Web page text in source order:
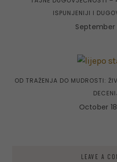
ISPUNJENIJI I
September
OD TRAŽENJA DO MUDROSTI:
October
LEAVE A